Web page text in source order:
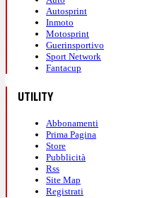
Autosprint
Inmoto
Motosprint
Guerinsportivo
Sport Network
Fantacup
UTILITY
Abbonamenti
Prima Pagina
Store
Pubblicità
Rss
Site Map
Registrati